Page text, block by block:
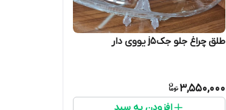
طلق چراغ جلو جکj5 یووی دار
3,550,000
افزودن به سبد